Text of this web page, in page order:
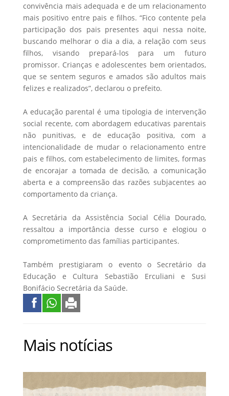
convivência mais adequada e de um relacionamento
mais positivo entre pais e filhos. “Fico contente pela
participação dos pais presentes aqui nessa noite,
buscando melhorar o dia a dia, a relação com seus
filhos, visando prepará-los para um futuro
promissor. Crianças e adolescentes bem orientados,
que se sentem seguros e amados são adultos mais
felizes e realizados”, declarou o prefeito.
A educação parental é uma tipologia de intervenção
social recente, com abordagem educativas parentais
não punitivas, e de educação positiva, com a
intencionalidade de mudar o relacionamento entre
pais e filhos, com estabelecimento de limites, formas
de encorajar a tomada de decisão, a comunicação
aberta e a compreensão das razões subjacentes ao
comportamento da criança.
A Secretária da Assistência Social Célia Dourado,
ressaltou a importância desse curso e elogiou o
comprometimento das famílias participantes.
Também prestigiaram o evento o Secretário da
Educação e Cultura Sebastião Erculiani e Susi
Bonifácio Secretária da Saúde.
Mais notícias